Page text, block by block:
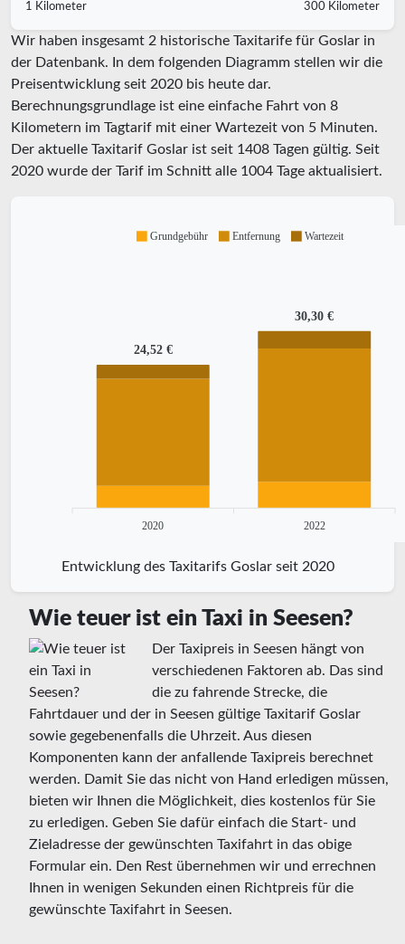
1 Kilometer 300 Kilometer
Wir haben insgesamt 2 historische Taxitarife für Goslar in
der Datenbank. In dem folgenden Diagramm stellen wir die
Preisentwicklung seit 2020 bis heute dar.
Berechnungsgrundlage ist eine einfache Fahrt von 8
Kilometern im Tagtarif mit einer Wartezeit von 5 Minuten.
Der aktuelle Taxitarif Goslar ist seit 1408 Tagen gültig. Seit
2020 wurde der Tarif im Schnitt alle 1004 Tage aktualisiert.
24,52 €
30,30 €
2020 2022
Grundgebühr Entfernung Wartezeit
Entwicklung des Taxitarifs Goslar seit 2020
Wie teuer ist ein Taxi in Seesen?
Der Taxipreis in Seesen hängt von
verschiedenen Faktoren ab. Das sind
die zu fahrende Strecke, die
Fahrtdauer und der in Seesen gültige Taxitarif Goslar
sowie gegebenenfalls die Uhrzeit. Aus diesen
Komponenten kann der anfallende Taxipreis berechnet
werden. Damit Sie das nicht von Hand erledigen müssen,
bieten wir Ihnen die Möglichkeit, dies kostenlos für Sie
zu erledigen. Geben Sie dafür einfach die Start- und
Zieladresse der gewünschten Taxifahrt in das obige
Formular ein. Den Rest übernehmen wir und errechnen
Ihnen in wenigen Sekunden einen Richtpreis für die
gewünschte Taxifahrt in Seesen.